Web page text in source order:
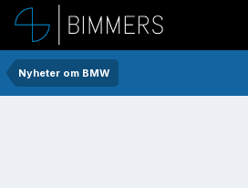
Nyheter om BMW